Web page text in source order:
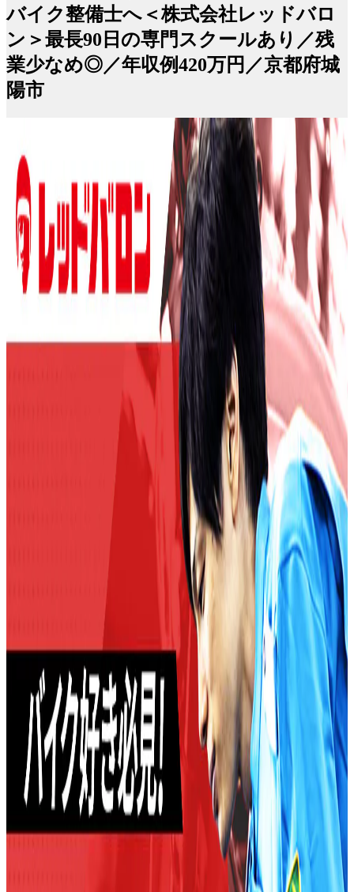
バイク整備士へ＜株式会社レッドバロ
ン＞最長90日の専門スクールあり／残
業少なめ◎／年収例420万円／京都府城
陽市